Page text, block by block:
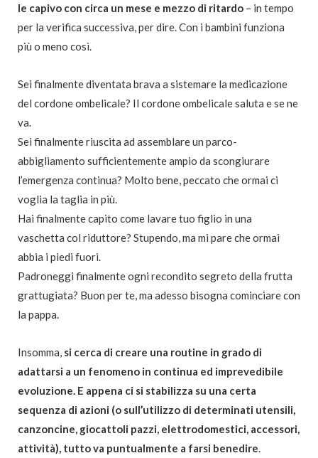
le capivo con circa un mese e mezzo di ritardo – in tempo
per la verifica successiva, per dire. Con i bambini funziona
più o meno così.
Sei finalmente diventata brava a sistemare la medicazione
del cordone ombelicale? Il cordone ombelicale saluta e se ne
va.
Sei finalmente riuscita ad assemblare un parco-
abbigliamento sufficientemente ampio da scongiurare
l’emergenza continua? Molto bene, peccato che ormai ci
voglia la taglia in più.
Hai finalmente capito come lavare tuo figlio in una
vaschetta col riduttore? Stupendo, ma mi pare che ormai
abbia i piedi fuori.
Padroneggi finalmente ogni recondito segreto della frutta
grattugiata? Buon per te, ma adesso bisogna cominciare con
la pappa.
Insomma, si cerca di creare una routine in grado di
adattarsi a un fenomeno in continua ed imprevedibile
evoluzione. E appena ci si stabilizza su una certa
sequenza di azioni (o sull’utilizzo di determinati utensili,
canzoncine, giocattoli pazzi, elettrodomestici, accessori,
attività), tutto va puntualmente a farsi benedire.